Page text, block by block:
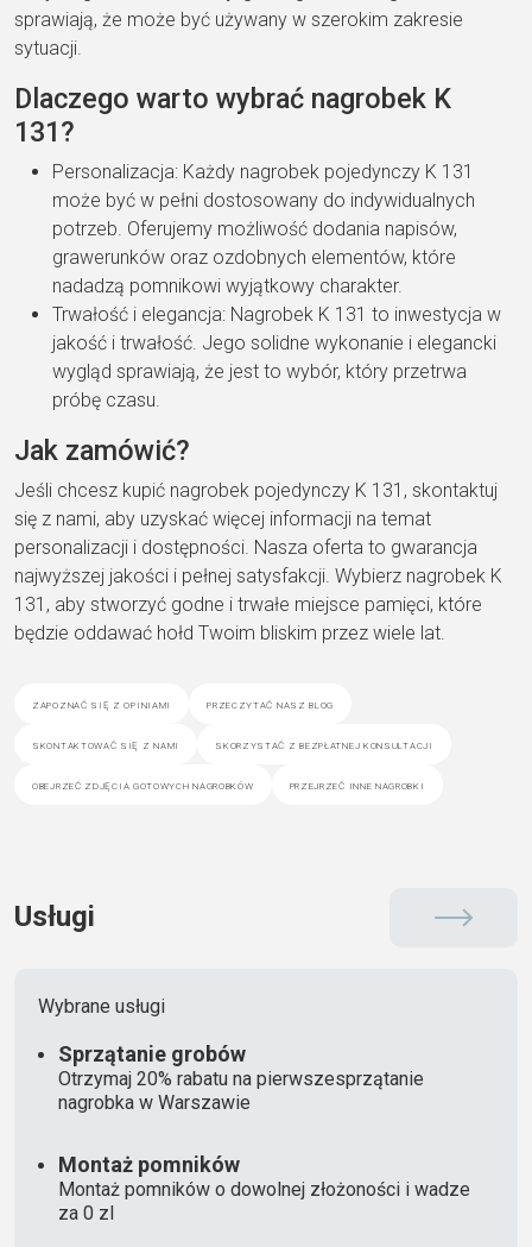
sprawiają, że może być używany w szerokim zakresie
sytuacji.
Dlaczego warto wybrać nagrobek K
131?
Personalizacja: Każdy nagrobek pojedynczy K 131
może być w pełni dostosowany do indywidualnych
potrzeb. Oferujemy możliwość dodania napisów,
grawerunków oraz ozdobnych elementów, które
nadadzą pomnikowi wyjątkowy charakter.
Trwałość i elegancja: Nagrobek K 131 to inwestycja w
jakość i trwałość. Jego solidne wykonanie i elegancki
wygląd sprawiają, że jest to wybór, który przetrwa
próbę czasu.
Jak zamówić?
Jeśli chcesz kupić nagrobek pojedynczy K 131, skontaktuj
się z nami, aby uzyskać więcej informacji na temat
personalizacji i dostępności. Nasza oferta to gwarancja
najwyższej jakości i pełnej satysfakcji. Wybierz nagrobek K
131, aby stworzyć godne i trwałe miejsce pamięci, które
będzie oddawać hołd Twoim bliskim przez wiele lat.
zapoznać się z opiniami przeczytać nasz blog
skontaktować się z nami skorzystać z bezpłatnej konsultacji
obejrzeć zdjęcia gotowych nagrobków przejrzeć inne nagrobki
Usługi
Wybrane usługi
Sprzątanie grobów
Otrzymaj 20% rabatu na pierwszesprzątanie
nagrobka w Warszawie
Montaż pomników
Montaż pomników o dowolnej złożoności i wadze
za 0 zl